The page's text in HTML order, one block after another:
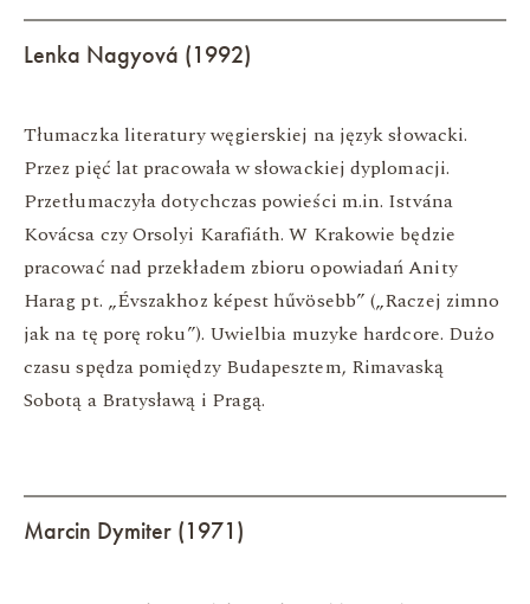
Lenka Nagyová (1992)
Tłumaczka literatury węgierskiej na język słowacki.
Przez pięć lat pracowała w słowackiej dyplomacji.
Przetłumaczyła dotychczas powieści m.in. Istvána
Kovácsa czy Orsolyi Karafiáth. W Krakowie będzie
pracować nad przekładem zbioru opowiadań Anity
Harag pt. „Évszakhoz képest hűvösebb” („Raczej zimno
jak na tę porę roku”). Uwielbia muzyke hardcore. Dużo
czasu spędza pomiędzy Budapesztem, Rimavaską
Sobotą a Bratysławą i Pragą.
Marcin Dymiter (1971)